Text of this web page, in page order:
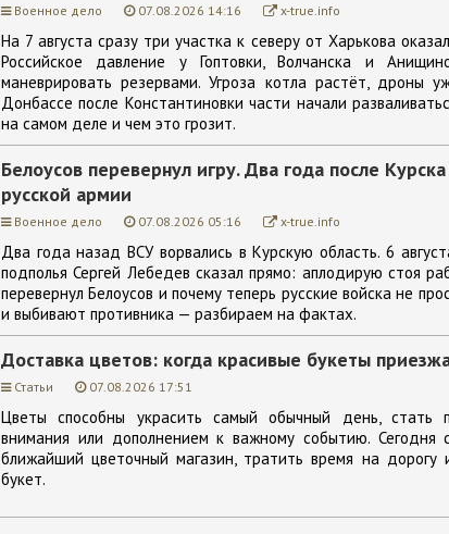
Военное дело 07.08.2026 14:16 x-true.info
На 7 августа сразу три участка к северу от Харькова
Российское давление у Гоптовки, Волчанска и
маневрировать резервами. Угроза котла растёт,
Донбассе после Константиновки части начали
на самом деле и чем это грозит.
Белоусов перевернул игру. Два года после
русской армии
Военное дело 07.08.2026 05:16 x-true.info
Два года назад ВСУ ворвались в Курскую область. 6
подполья Сергей Лебедев сказал прямо: аплодирую стоя
перевернул Белоусов и почему теперь русские войска не
и выбивают противника — разбираем на фактах.
Доставка цветов: когда красивые букеты
Статьи 07.08.2026 17:51
Цветы способны украсить самый обычный день, стать
внимания или дополнением к важному событию. Сегодня
ближайший цветочный магазин, тратить время на дорогу
букет.